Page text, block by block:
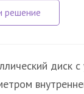
диск с